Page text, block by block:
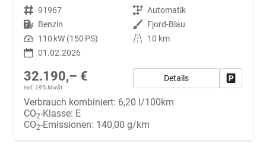
Fahrzeugnr. 91967 Getriebe Automatik
Kraftstoff Benzin Außenfarbe Fjord-Blau
Leistung 110 kW (150 PS) Kilometerstand
10 km
01.02.2026
32.190,– €
incl. 19% MwSt.
Details
Verbrauch kombiniert: 6,20 l/100km
CO2-Klasse: E
CO2-Emissionen: 140,00 g/km